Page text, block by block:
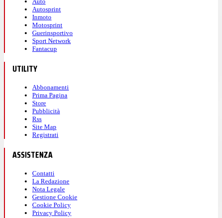
Autosprint
Inmoto
Motosprint
Guerinsportivo
Sport Network
Fantacup
UTILITY
Abbonamenti
Prima Pagina
Store
Pubblicità
Rss
Site Map
Registrati
ASSISTENZA
Contatti
La Redazione
Nota Legale
Gestione Cookie
Cookie Policy
Privacy Policy